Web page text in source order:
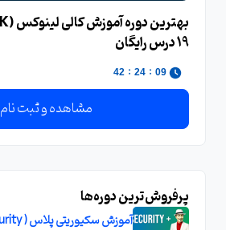
19 درس رایگان
09
:
24
:
41
مشاهده و ثبت نام
پرفروش‌ترین دوره‌ها